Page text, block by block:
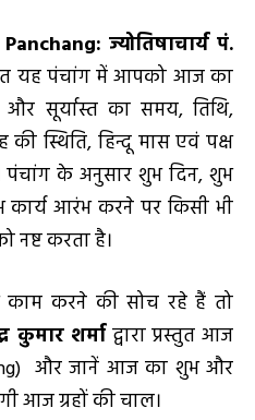
ज्योतिषाचार्य पं.
यह पंचांग में आपको आज का
और सूर्यास्त का समय, तिथि,
की स्थिति, हिन्दू मास एवं पक्ष
पंचांग के अनुसार शुभ दिन, शुभ
आरंभ करने पर किसी भी
नष्ट करता है।
करने की सोच रहे हैं तो
कुमार शर्माद्वारा प्रस्तुत आज
और जानें आज का शुभ और
आज ग्रहों की चाल।